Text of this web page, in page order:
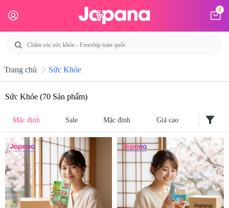
0
Trang chủ Sức Khỏe
Sức Khỏe (70 Sản phẩm)
Mặc định Sale Mặc định Giá cao filter_alt